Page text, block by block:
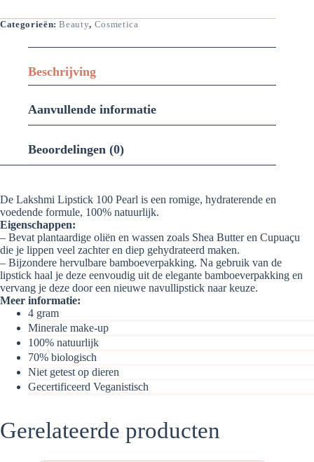
Categorieën:Beauty, Cosmetica
Beschrijving
Aanvullende informatie
Beoordelingen (0)
De Lakshmi Lipstick 100 Pearl is een romige, hydraterende en
voedende formule, 100% natuurlijk.
Eigenschappen:
– Bevat plantaardige oliën en wassen zoals Shea Butter en Cupuaçu
die je lippen veel zachter en diep gehydrateerd maken.
– Bijzondere hervulbare bamboeverpakking. Na gebruik van de
lipstick haal je deze eenvoudig uit de elegante bamboeverpakking en
vervang je deze door een nieuwe navullipstick naar keuze.
Meer informatie:
4 gram
Minerale make-up
100% natuurlijk
70% biologisch
Niet getest op dieren
Gecertificeerd Veganistisch
Gerelateerde producten